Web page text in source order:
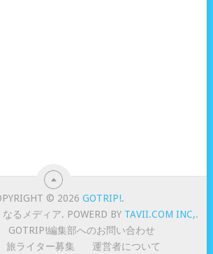
© 2026GOTRIP!.
るメディア. POWERD BY TAVII.COM INC,.
GOTRIP!編集部へのお問い合わせ
旅ライター募集 運営者について